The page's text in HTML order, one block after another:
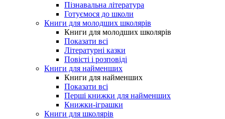
Пізнавальна література
Готуємося до школи
Книги для молодших школярів
Книги для молодших школярів
Показати всі
Літературні казки
Повісті і розповіді
Книги для найменших
Книги для найменших
Показати всі
Перші книжки для найменших
Книжки-іграшки
Книги для школярів